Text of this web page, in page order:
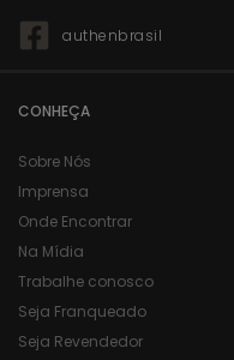
authenbrasil
CONHEÇA
Sobre Nós
Imprensa
Onde Encontrar
Na Mídia
Trabalhe conosco
Seja Franqueado
Seja Revendedor